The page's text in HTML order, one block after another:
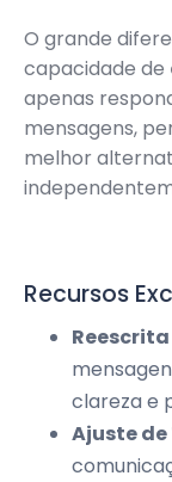
O grande
capacidade de
apenas
mensagens,
melhor
Recursos
clareza e
Ajuste de